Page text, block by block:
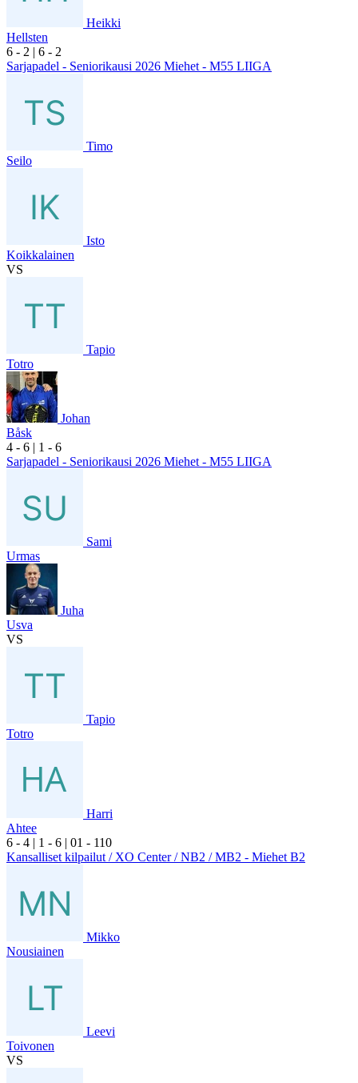
Heikki
Hellsten
6 - 2 | 6 - 2
Sarjapadel - Seniorikausi 2026 Miehet - M55 LIIGA
Timo
Seilo
Isto
Koikkalainen
VS
Tapio
Totro
Johan
Båsk
4 - 6 | 1 - 6
Sarjapadel - Seniorikausi 2026 Miehet - M55 LIIGA
Sami
Urmas
Juha
Usva
VS
Tapio
Totro
Harri
Ahtee
6 - 4 | 1 - 6 | 01 - 110
Kansalliset kilpailut / XO Center / NB2 / MB2 - Miehet B2
Mikko
Nousiainen
Leevi
Toivonen
VS